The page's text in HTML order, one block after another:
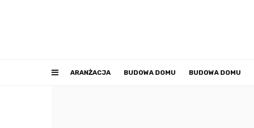
ARANŻACJA BUDOWA DOMU BUDOWA DOMU